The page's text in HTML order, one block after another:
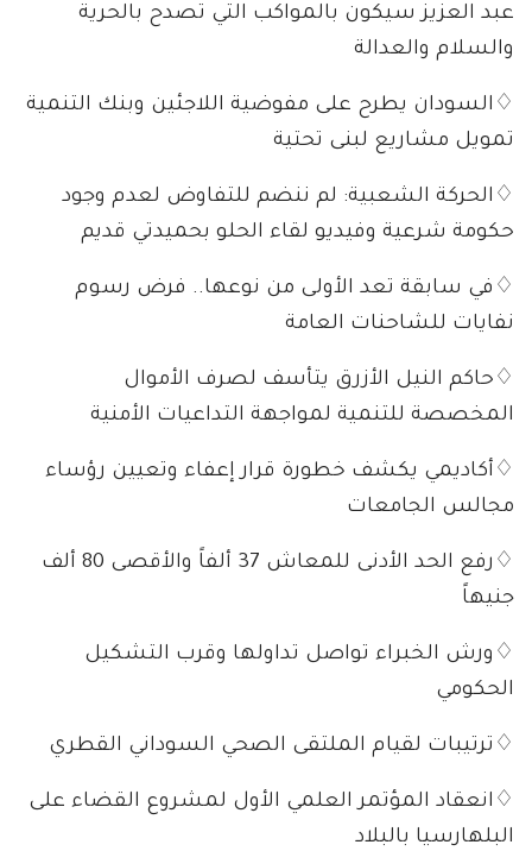
عبد العزيز سيكون بالمواكب التي تصدح بالحرية
والسلام والعدالة
♢السودان يطرح على مفوضية اللاجئين وبنك التنمية
تمويل مشاريع لبنى تحتية
♢الحركة الشعبية: لم ننضم للتفاوض لعدم وجود
حكومة شرعية وفيديو لقاء الحلو بحميدتي قديم
♢في سابقة تعد الأولى من نوعها.. فرض رسوم
نفايات للشاحنات العامة
♢حاكم النيل الأزرق يتأسف لصرف الأموال
المخصصة للتنمية لمواجهة التداعيات الأمنية
♢أكاديمي يكشف خطورة قرار إعفاء وتعيين رؤساء
مجالس الجامعات
♢رفع الحد الأدنى للمعاش 37 ألفاً والأقصى 80 ألف
جنيهاً
♢ورش الخبراء تواصل تداولها وقرب التشكيل
الحكومي
♢ترتيبات لقيام الملتقى الصحي السوداني القطري
♢انعقاد المؤتمر العلمي الأول لمشروع القضاء على
البلهارسيا بالبلاد